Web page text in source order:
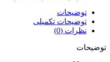
توضیحات
توضیحات تکمیلی
نظرات (0)
توضیحات